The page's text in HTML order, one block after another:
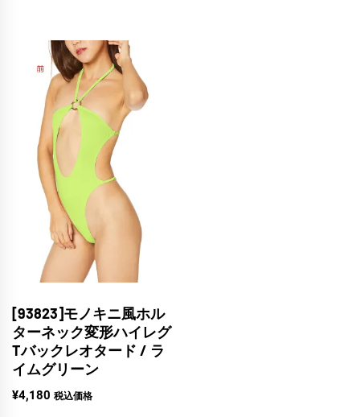
[93823]モノキニ風ホル
ターネック変形ハイレグ
Tバックレオタード / ラ
イムグリーン
¥4,180 税込価格